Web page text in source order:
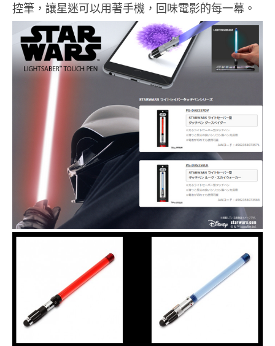
控筆，讓星迷可以用著手機，回味電影的每一幕。